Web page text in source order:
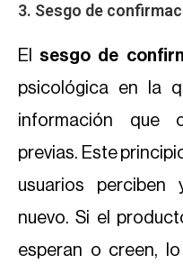
3. Sesgo de
Elsesgo de
psicológica en la
información que
previas. Este
usuarios
nuevo. Si el
esperan o creen,